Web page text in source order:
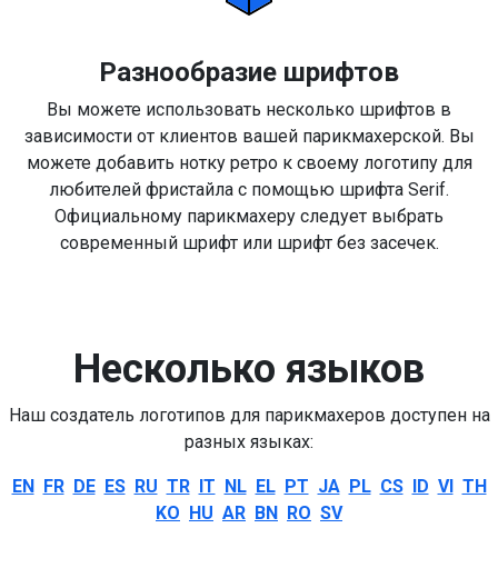
Разнообразие шрифтов
Вы можете использовать несколько шрифтов в
зависимости от клиентов вашей парикмахерской. Вы
можете добавить нотку ретро к своему логотипу для
любителей фристайла с помощью шрифта Serif.
Официальному парикмахеру следует выбрать
современный шрифт или шрифт без засечек.
Несколько языков
Наш создатель логотипов для парикмахеров доступен на
разных языках:
EN FR DE ES RU TR IT NL EL PT JA PL CS ID VI TH
KO HU AR BN RO SV